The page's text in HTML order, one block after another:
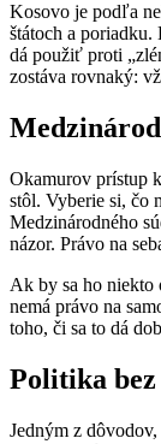
Kosovo je podľa
štátoch a poriadku.
dá použiť proti
zostáva rovnaký:
Okamurov prístup
stôl. Vyberie si, čo
Medzinárodného
názor. Právo na
Ak by sa ho niekto
nemá právo na
toho, či sa to dá
Politika
Jedným z